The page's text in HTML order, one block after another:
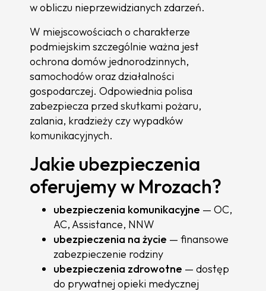
w obliczu nieprzewidzianych zdarzeń.
W miejscowościach o charakterze
podmiejskim szczególnie ważna jest
ochrona domów jednorodzinnych,
samochodów oraz działalności
gospodarczej. Odpowiednia polisa
zabezpiecza przed skutkami pożaru,
zalania, kradzieży czy wypadków
komunikacyjnych.
Jakie ubezpieczenia
oferujemy w Mrozach?
ubezpieczenia komunikacyjne — OC,
AC, Assistance, NNW
ubezpieczenia na życie — finansowe
zabezpieczenie rodziny
ubezpieczenia zdrowotne — dostęp
do prywatnej opieki medycznej